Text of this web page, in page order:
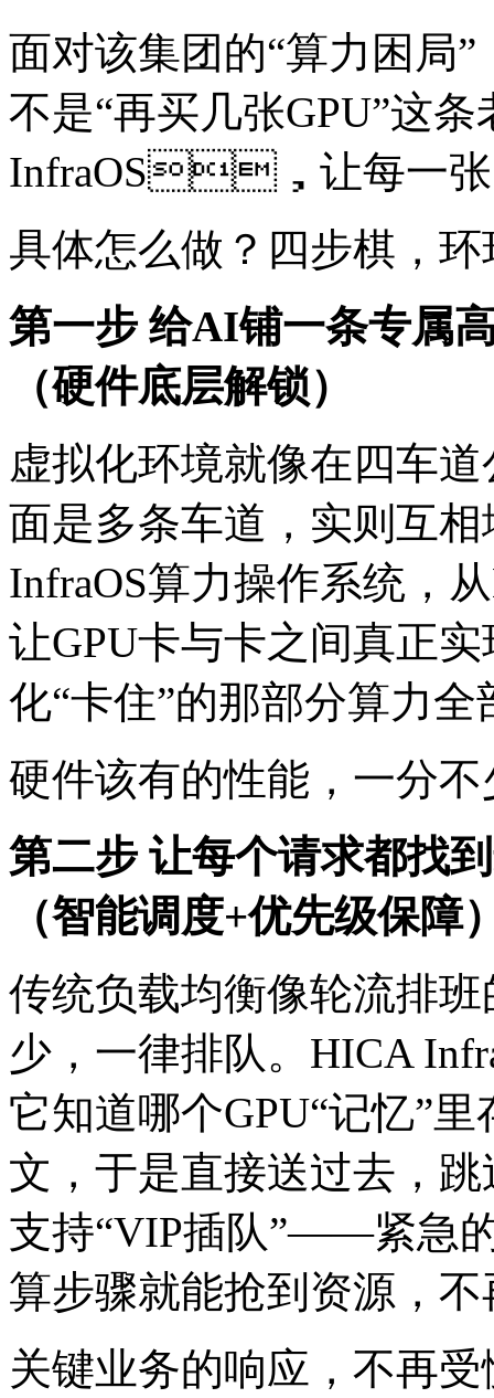
面对该集团的“算力困局
不是“再买几张GPU”这
InfraOS，让每一张
具体怎么做？四步棋，
第一步 给AI铺一条专属
（硬件底层解锁）
虚拟化环境就像在四车
面是多条车道，实则
InfraOS算力操作系统，从
让GPU卡与卡之间真正实
化“卡住”的那部分算力
硬件该有的性能，一分
第二步 让每个请求都找
（智能调度+优先级保障
传统负载均衡像轮流排
少，一律排队。HICA
它知道哪个GPU“记忆”
文，于是直接送过去
支持“VIP插队”——紧急的
算步骤就能抢到资源，
关键业务的响应，不再